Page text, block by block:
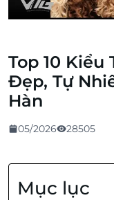
Top 10 Kiểu
Đẹp, Tự
Hàn
05/2026 28505
Mục lục